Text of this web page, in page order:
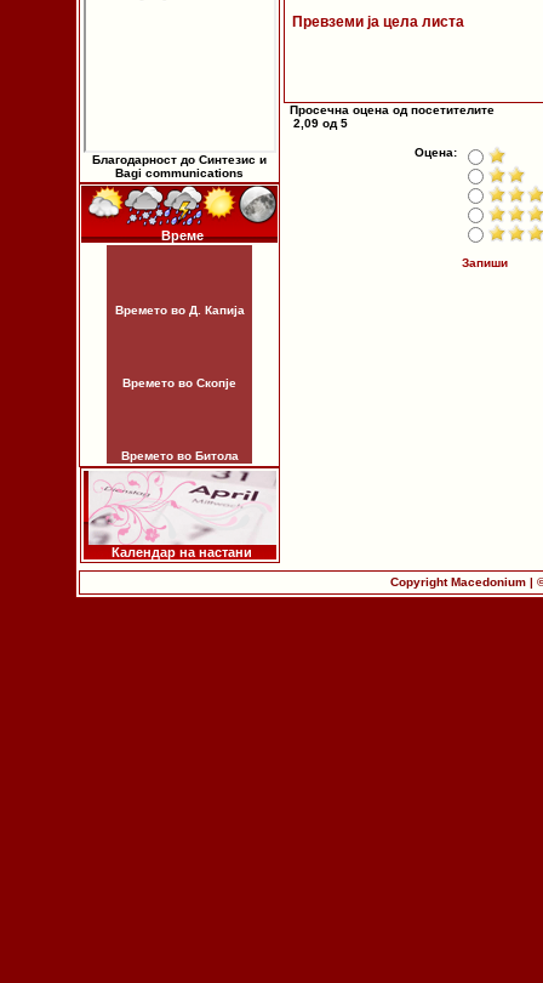
Благодарност до Синтезис и
Bagi communications
Време
Времето во Д. Капија
Времето во Скопје
Времето во Битола
Календар на настани
Превземи ја цела листа
Просечна оцена од посетителите
2,09 од 5
Оцена:
Запиши
Copyright Macedonium |